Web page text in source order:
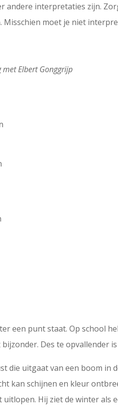
andere interpretaties zijn.
moet je niet
met Elbert Gonggrijp
een punt staat. Op school
Des te opvallender
die uitgaat van een boom in
kan schijnen en kleur
Hij ziet de winter als